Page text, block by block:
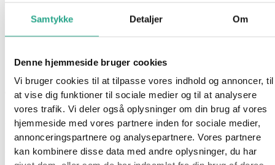
Samtykke Detaljer Om
Denne hjemmeside bruger cookies
Vi bruger cookies til at tilpasse vores indhold og annoncer, til
at vise dig funktioner til sociale medier og til at analysere
vores trafik. Vi deler også oplysninger om din brug af vores
hjemmeside med vores partnere inden for sociale medier,
annonceringspartnere og analysepartnere. Vores partnere
kan kombinere disse data med andre oplysninger, du har
Beskrivelse
Spørg om produktet
Rescue Wheels Basic Plys 19 cm Rubble fra Paw Patrol er et
must-have for alle små fans. Denne bamse er mere end bare
en legetøjsfigur  den er en trofast ven, der gør eventyrene
levende i dit barns leg. Med Rubble ved din side er sjove og
spændende oplevelser lige om hjørnet!
Specifikationer